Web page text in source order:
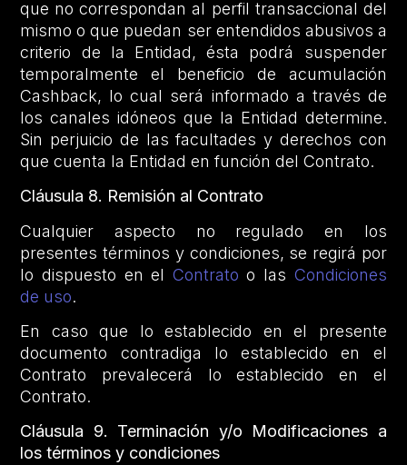
que no correspondan al perfil transaccional del
mismo o que puedan ser entendidos abusivos a
criterio de la Entidad, ésta podrá suspender
temporalmente el beneficio de acumulación
Cashback, lo cual será informado a través de
los canales idóneos que la Entidad determine.
Sin perjuicio de las facultades y derechos con
que cuenta la Entidad en función del Contrato.
Cláusula 8. Remisión al Contrato
Cualquier aspecto no regulado en los
presentes términos y condiciones, se regirá por
lo dispuesto en el Contratoo las Condiciones
de uso.
En caso que lo establecido en el presente
documento contradiga lo establecido en el
Contrato prevalecerá lo establecido en el
Contrato.
Cláusula 9. Terminación y/o Modificaciones a
los términos y condiciones